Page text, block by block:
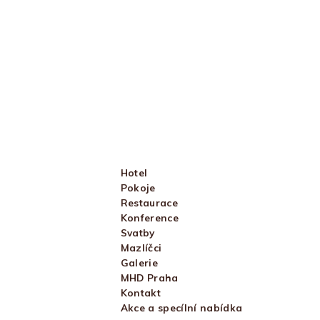
Hotel
Pokoje
Restaurace
Konference
Svatby
Mazlíčci
Galerie
MHD Praha
Kontakt
Akce a specílní nabídka